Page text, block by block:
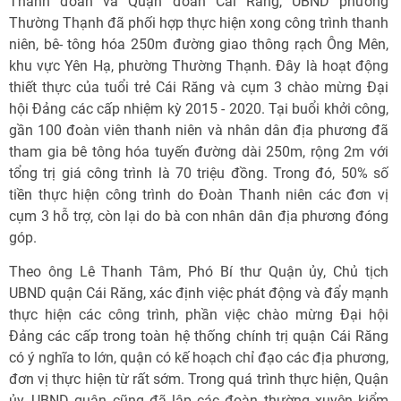
Thường Thạnh đã phối hợp thực hiện xong công trình thanh
niên, bê- tông hóa 250m đường giao thông rạch Ông Mên,
khu vực Yên Hạ, phường Thường Thạnh. Đây là hoạt động
thiết thực của tuổi trẻ Cái Răng và cụm 3 chào mừng Đại
hội Đảng các cấp nhiệm kỳ 2015 - 2020. Tại buổi khởi công,
gần 100 đoàn viên thanh niên và nhân dân địa phương đã
tham gia bê tông hóa tuyến đường dài 250m, rộng 2m với
tổng trị giá công trình là 70 triệu đồng. Trong đó, 50% số
tiền thực hiện công trình do Đoàn Thanh niên các đơn vị
cụm 3 hỗ trợ, còn lại do bà con nhân dân địa phương đóng
góp.
Theo ông Lê Thanh Tâm, Phó Bí thư Quận ủy, Chủ tịch
UBND quận Cái Răng, xác định việc phát động và đẩy mạnh
thực hiện các công trình, phần việc chào mừng Đại hội
Đảng các cấp trong toàn hệ thống chính trị quận Cái Răng
có ý nghĩa to lớn, quận có kế hoạch chỉ đạo các địa phương,
đơn vị thực hiện từ rất sớm. Trong quá trình thực hiện, Quận